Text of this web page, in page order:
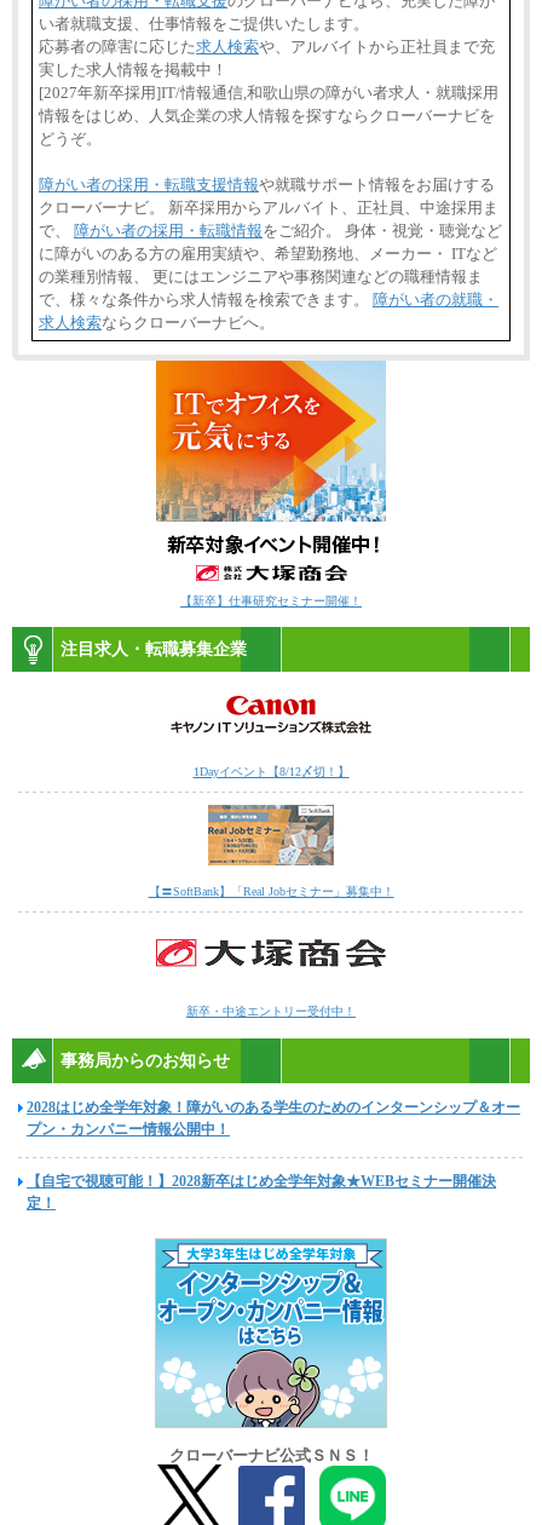
い者就職支援、仕事情報をご提供いたします。
応募者の障害に応じた求人検索や、アルバイトから正社員まで充
実した求人情報を掲載中！
[2027年新卒採用]IT/情報通信,和歌山県の障がい者求人・就職採用
情報をはじめ、人気企業の求人情報を探すならクローバーナビを
どうぞ。
障がい者の採用・転職支援情報や就職サポート情報をお届けする
クローバーナビ。 新卒採用からアルバイト、正社員、中途採用ま
で、 障がい者の採用・転職情報をご紹介。 身体・視覚・聴覚など
に障がいのある方の雇用実績や、希望勤務地、メーカー・ ITなど
の業種別情報、 更にはエンジニアや事務関連などの職種情報ま
で、様々な条件から求人情報を検索できます。 障がい者の就職・
求人検索ならクローバーナビへ。
【新卒】仕事研究セミナー開催！
注目求人・転職募集企業
1Dayイベント【8/12〆切！】
【〓SoftBank】「Real Jobセミナー」募集中！
新卒・中途エントリー受付中！
事務局からのお知らせ
2028はじめ全学年対象！障がいのある学生のためのインターンシップ＆オー
プン・カンパニー情報公開中！
【自宅で視聴可能！】2028新卒はじめ全学年対象★WEBセミナー開催決
定！
クローバーナビ公式ＳＮＳ！